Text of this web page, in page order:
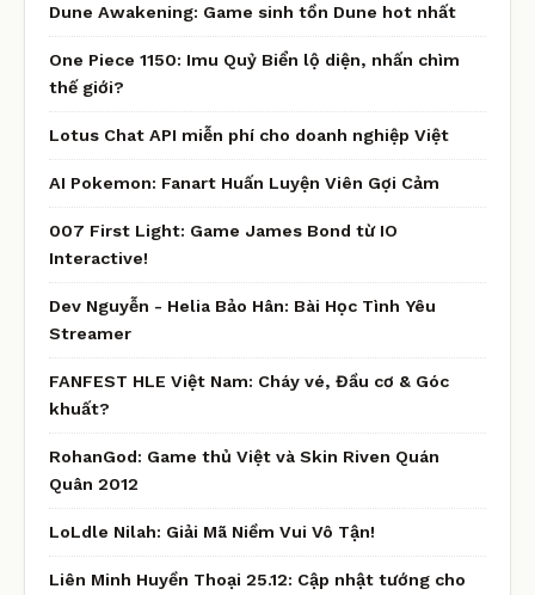
Dune Awakening: Game sinh tồn Dune hot nhất
One Piece 1150: Imu Quỷ Biển lộ diện, nhấn chìm
thế giới?
Lotus Chat API miễn phí cho doanh nghiệp Việt
AI Pokemon: Fanart Huấn Luyện Viên Gợi Cảm
007 First Light: Game James Bond từ IO
Interactive!
Dev Nguyễn - Helia Bảo Hân: Bài Học Tình Yêu
Streamer
FANFEST HLE Việt Nam: Cháy vé, Đầu cơ & Góc
khuất?
RohanGod: Game thủ Việt và Skin Riven Quán
Quân 2012
LoLdle Nilah: Giải Mã Niềm Vui Vô Tận!
Liên Minh Huyền Thoại 25.12: Cập nhật tướng cho